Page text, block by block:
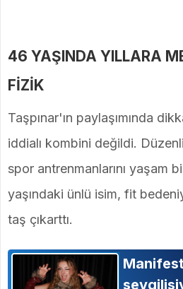
46 YAŞINDA YILLARA
FİZİK
Taşpınar'ın paylaşımında
iddialı kombini değildi.
spor antrenmanlarını yaşam
yaşındaki ünlü isim, fit
taş çıkarttı.
Manifest